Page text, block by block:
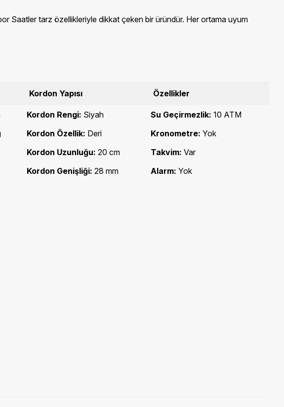
Saatler tarz özellikleriyle dikkat çeken bir üründür. Her ortama uyum
Kordon Yapısı Özellikler
Kordon Rengi: Siyah Su Geçirmezlik: 10 ATM
Kordon Özellik: Deri Kronometre: Yok
Kordon Uzunluğu: 20 cm Takvim: Var
Kordon Genişliği: 28 mm Alarm: Yok